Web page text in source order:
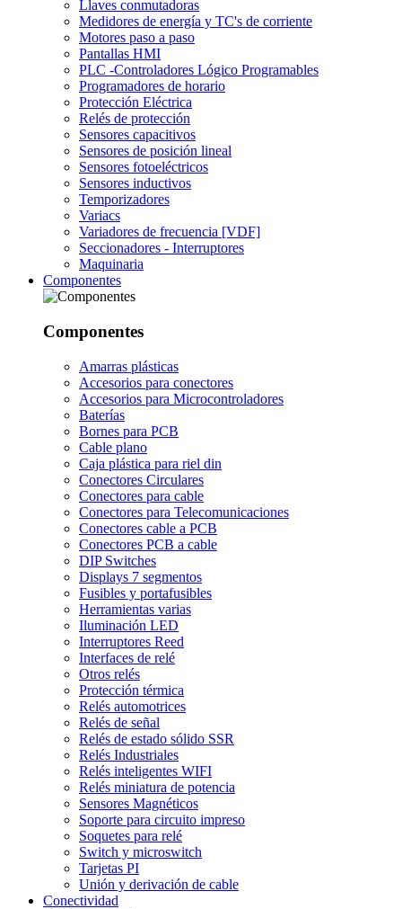
Llaves conmutadoras
Medidores de energía y TC's de corriente
Motores paso a paso
Pantallas HMI
PLC -Controladores Lógico Programables
Programadores de horario
Protección Eléctrica
Relés de protección
Sensores capacitivos
Sensores de posición lineal
Sensores fotoeléctricos
Sensores inductivos
Temporizadores
Variacs
Variadores de frecuencia [VDF]
Seccionadores - Interruptores
Maquinaria
Componentes
Componentes
Amarras plásticas
Accesorios para conectores
Accesorios para Microcontroladores
Baterías
Bornes para PCB
Cable plano
Caja plástica para riel din
Conectores Circulares
Conectores para cable
Conectores para Telecomunicaciones
Conectores cable a PCB
Conectores PCB a cable
DIP Switches
Displays 7 segmentos
Fusibles y portafusibles
Herramientas varias
Iluminación LED
Interruptores Reed
Interfaces de relé
Otros relés
Protección térmica
Relés automotrices
Relés de señal
Relés de estado sólido SSR
Relés Industriales
Relés inteligentes WIFI
Relés miniatura de potencia
Sensores Magnéticos
Soporte para circuito impreso
Soquetes para relé
Switch y microswitch
Tarjetas PI
Unión y derivación de cable
Conectividad